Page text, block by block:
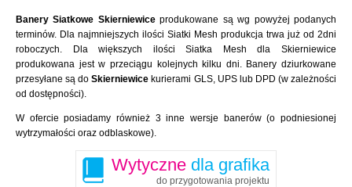
Banery Siatkowe Skierniewiceprodukowane są wg powyżej podanych
terminów. Dla najmniejszych ilości Siatki Mesh produkcja trwa już od 2dni
roboczych. Dla większych ilości Siatka Mesh dla Skierniewice
produkowana jest w przeciągu kolejnych kilku dni. Banery dziurkowane
przesyłane są doSkierniewice kurierami GLS, UPS lub DPD (w zależności
od dostępności).
W ofercie posiadamy również 3 inne wersje banerów (o podniesionej
wytrzymałości oraz odblaskowe).
Wytyczne dla grafika
do przygotowania projektu